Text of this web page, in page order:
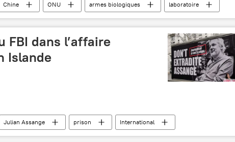
Chine ONU armes biologiques
laboratoire
FBI dans l’affaire
Islande
Julian Assange prison International